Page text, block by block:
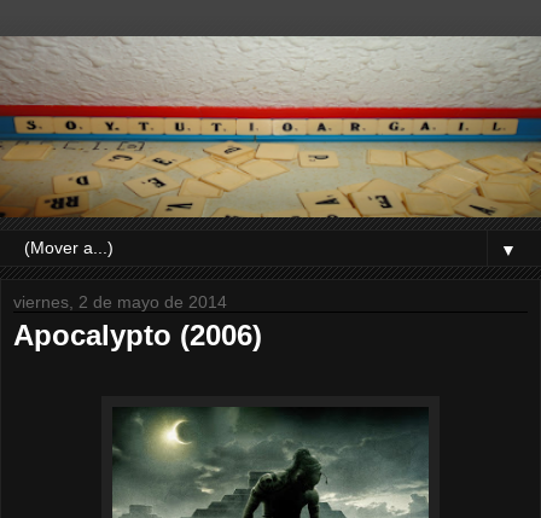
▼
viernes, 2 de mayo de 2014
Apocalypto (2006)